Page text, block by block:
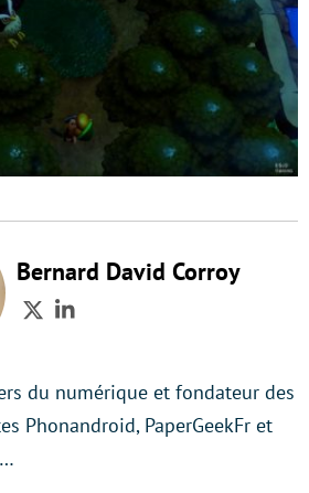
Bernard David Corroy
TwitterLinkedIn
du numérique et fondateur des
Phonandroid, PaperGeekFr et